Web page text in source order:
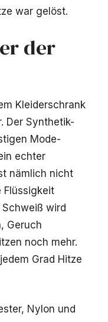
war gelöst.
der
Kleiderschrank
Der Synthetik-
Mode-
echter
nämlich nicht
Flüssigkeit
Schweiß wird
Geruch
noch mehr.
Grad Hitze
Nylon und